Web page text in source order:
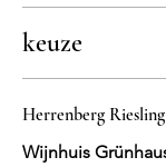
keuze
Herrenberg Riesling
Wijnhuis